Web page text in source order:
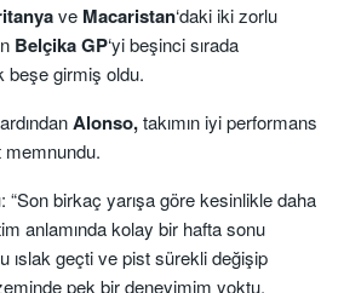
ve Macaristan‘daki iki zorlu
Belçika GP‘yi beşinci sırada
beşe girmiş oldu.
Alonso,takımın iyi performans
“Son birkaç yarışa göre kesinlikle daha
anlamında kolay bir hafta sonu
ıslak geçti ve pist sürekli değişip
pek bir deneyimim yoktu.